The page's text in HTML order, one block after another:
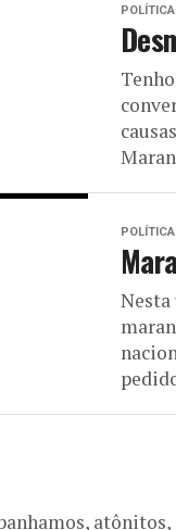
POLÍTICA
POLÍTICA
Nesta